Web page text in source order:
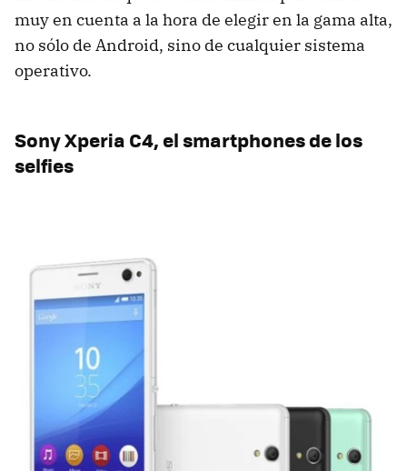
muy en cuenta a la hora de elegir en la gama alta,
no sólo de Android, sino de cualquier sistema
operativo.
Sony Xperia C4, el smartphones de los
selfies